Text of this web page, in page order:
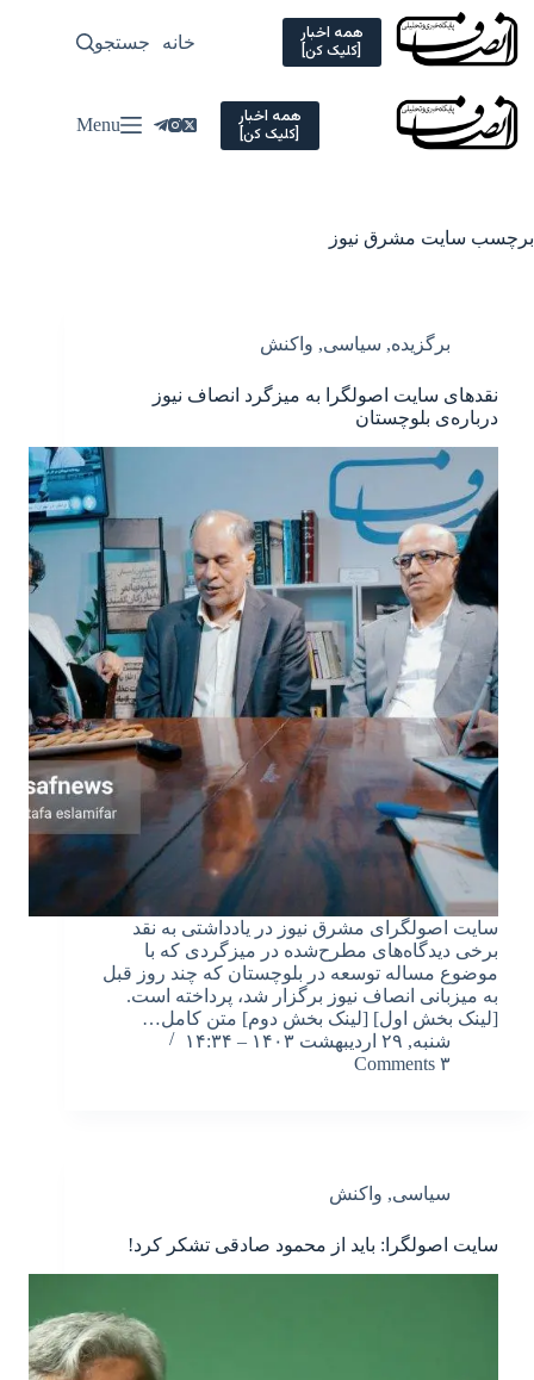
Skip
content
همه اخبار
[کلیک کن] خانه سیاسی
جستجو
همه اخبار
[کلیک کن] Menu
برچسب سایت مشرق نیوز
برگزیده, سیاسی, واکنش
نقدهای سایت اصولگرا به میزگرد انصاف نیوز
درباره‌ی بلوچستان
سایت اصولگرای مشرق نیوز در یادداشتی به نقد
برخی دیدگاه‌های مطرح‌شده در میزگردی که با
موضوع مساله توسعه در بلوچستان که چند روز قبل
به میزبانی انصاف نیوز برگزار شد، پرداخته است.
[لینک بخش اول] [لینک بخش دوم] متن کامل…
شنبه, ۲۹ اردیبهشت ۱۴۰۳ – ۱۴:۳۴
۳ Comments
سیاسی, واکنش
سایت اصولگرا: باید از محمود صادقی تشکر کرد!